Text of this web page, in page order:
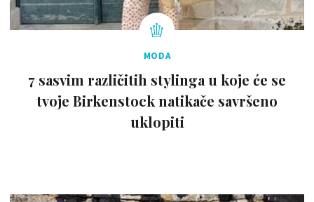
MODA
7 sasvim različitih stylinga u koje će se
tvoje Birkenstock natikače savršeno
uklopiti